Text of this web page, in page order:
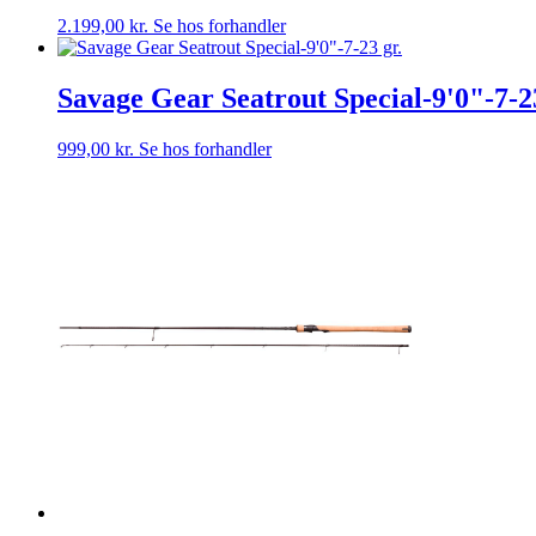
2.199,00 kr. Se hos forhandler
Savage Gear Seatrout Special-9'0"-7-
999,00 kr. Se hos forhandler